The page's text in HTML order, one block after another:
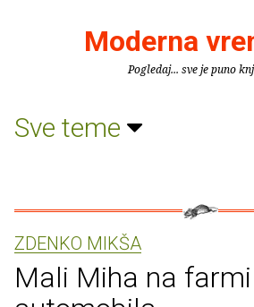
Moderna
Pogledaj... sve je puno
Sve teme
ZDENKO MIKŠA
Mali Miha na farmi